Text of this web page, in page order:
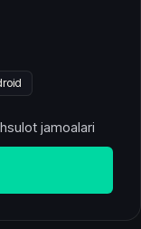
jamoalari